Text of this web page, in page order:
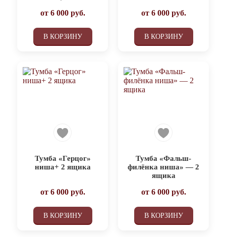
от 6 000руб.
В КОРЗИНУ
от 6 000руб.
В КОРЗИНУ
Тумба «Герцог»
ниша+ 2 ящика
от 6 000руб.
В КОРЗИНУ
Тумба «Фальш-
филёнка ниша» — 2
ящика
от 6 000руб.
В КОРЗИНУ